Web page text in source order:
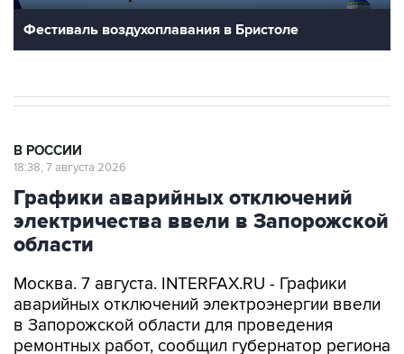
Фестиваль воздухоплавания в Бристоле
В РОССИИ
18:38, 7 августа 2026
Графики аварийных отключений
электричества ввели в Запорожской
области
Москва. 7 августа. INTERFAX.RU - Графики
аварийных отключений электроэнергии ввели
в Запорожской области для проведения
ремонтных работ, сообщил губернатор региона